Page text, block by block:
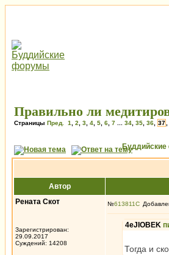
Правильно ли
Страницы Пред. 1 2 3 4 5 6 7 34 35 36 37
Автор
Рената Скот
Зарегистрирован:
29.09.2017
Суждений: 14208
№613811
4eJIOBEK
Тогда и